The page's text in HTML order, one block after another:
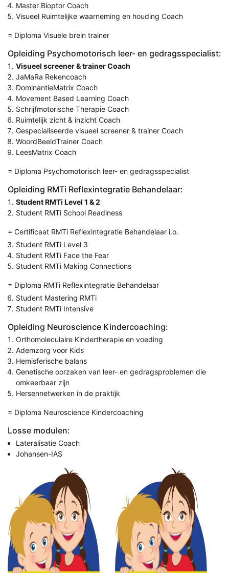
Master Bioptor Coach
Visueel Ruimtelijke waarneming en houding Coach
= Diploma Visuele brein trainer
Opleiding Psychomotorisch leer- en gedragsspecialist:
Visueel screener & trainer Coach
JaMaRa Rekencoach
DominantieMatrix Coach
Movement Based Learning Coach
Schrijfmotorische Therapie Coach
Ruimtelijk zicht & inzicht Coach
Gespecialiseerde visueel screener & trainer Coach
WoordBeeldTrainer Coach
LeesMatrix Coach
= Diploma Psychomotorisch leer- en gedragsspecialist
Opleiding RMTi Reflexintegratie Behandelaar:
Student RMTi Level 1 & 2
Student RMTi School Readiness
= Certificaat RMTi Reflexintegratie Behandelaar i.o.
Student RMTi Level 3
Student RMTi Face the Fear
Student RMTi Making Connections
= Diploma RMTi Reflexintegratie Behandelaar
Student Mastering RMTi
Student RMTi Intensive
Opleiding Neuroscience Kindercoaching:
Orthomoleculaire Kindertherapie en voeding
Ademzorg voor Kids
Hemisferische balans
Genetische oorzaken van leer- en gedragsproblemen die
omkeerbaar zijn
Hersennetwerken in de praktijk
= Diploma Neuroscience Kindercoaching
Losse modulen:
Lateralisatie Coach
Johansen-IAS